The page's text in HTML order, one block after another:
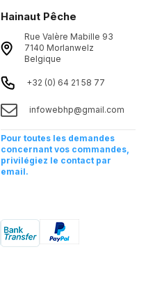
Hainaut Pêche
Rue Valère Mabille 93
7140 Morlanwelz
Belgique
+32 (0) 64 21 58 77
infowebhp@gmail.com
Pour toutes les demandes
concernant vos commandes,
privilégiez le contact par
email.